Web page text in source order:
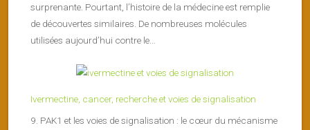
surprenante. Pourtant, l’histoire de la médecine est remplie
de découvertes similaires. De nombreuses molécules
utilisées aujourd’hui contre le...
Ivermectine, cancer, recherche et voies de signalisation
9. PAK1 et les voies de signalisation : le cœur du mécanisme